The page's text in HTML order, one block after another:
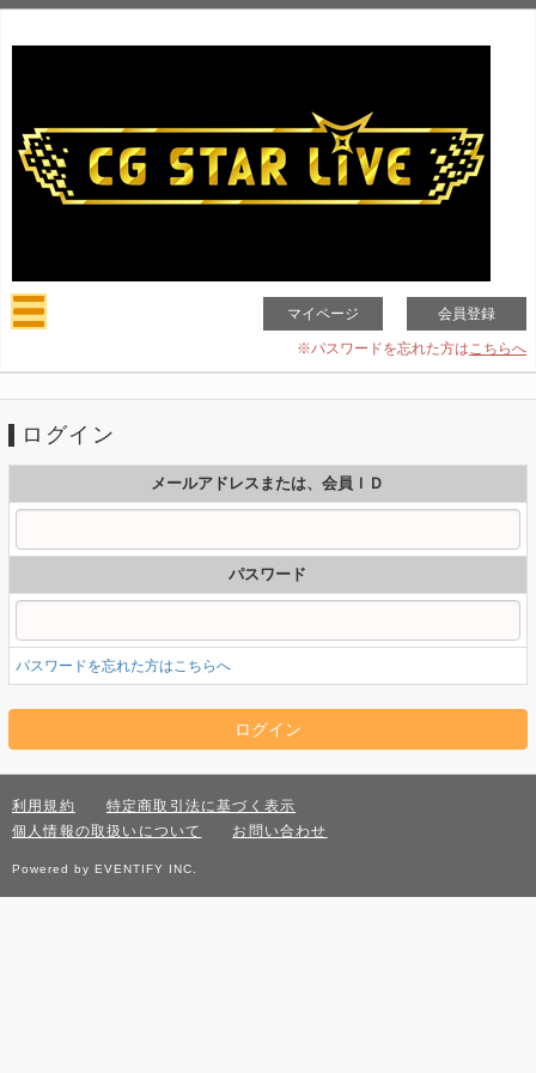
マイページ 会員登録
※パスワードを忘れた方はこちらへ
ログイン
メールアドレスまたは、会員ＩＤ
パスワード
パスワードを忘れた方はこちらへ
利用規約
特定商取引法に基づく表示
個人情報の取扱いについて
お問い合わせ
Powered by EVENTIFY INC.